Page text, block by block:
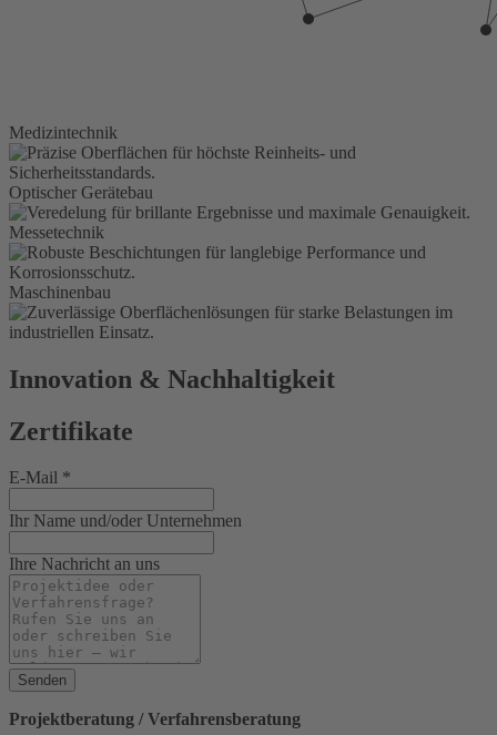
Medizintechnik
Optischer Gerätebau
Messetechnik
Maschinenbau
Innovation & Nachhaltigkeit
Zertifikate
E-Mail *
Ihr Name und/oder Unternehmen
Ihre Nachricht an uns
Senden
Projektberatung / Verfahrensberatung